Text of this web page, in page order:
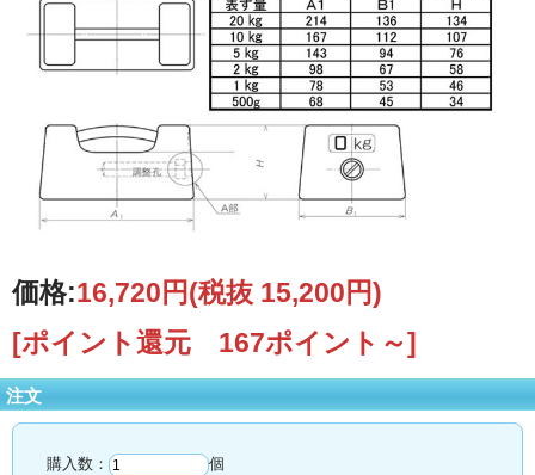
価格:16,720円(税抜 15,200円)
[ポイント還元 167ポイント～]
注文
購入数： 個